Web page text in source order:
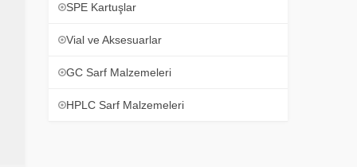
SPE Kartuşlar
Vial ve Aksesuarlar
GC Sarf Malzemeleri
HPLC Sarf Malzemeleri